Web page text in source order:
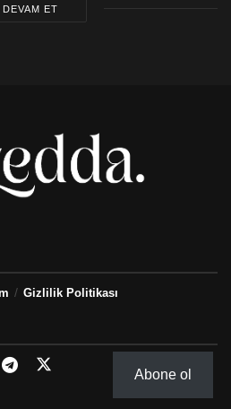
DEVAM ET
Gizlilik Politikası
Abone ol